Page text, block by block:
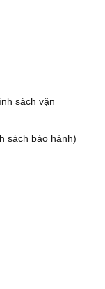
sách vận
sách bảo hành)